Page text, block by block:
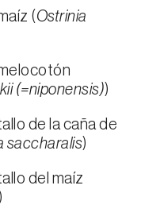
(Ostrinia
(=niponensis))
de la caña de
saccharalis)
del maíz
)